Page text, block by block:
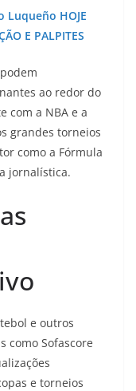
Luqueño HOJE
E PALPITES
ao redor do
com a NBA e a
grandes torneios
como a Fórmula
jornalística.
e outros
como Sofascore
e torneios